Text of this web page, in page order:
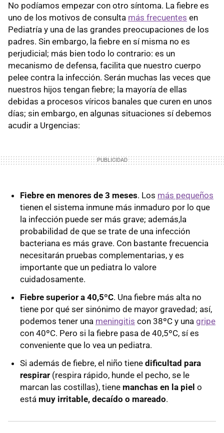
No podíamos empezar con otro síntoma. La fiebre es
uno de los motivos de consulta más frecuentes en
Pediatría y una de las grandes preocupaciones de los
padres. Sin embargo, la fiebre en sí misma no es
perjudicial; más bien todo lo contrario: es un
mecanismo de defensa, facilita que nuestro cuerpo
pelee contra la infección. Serán muchas las veces que
nuestros hijos tengan fiebre; la mayoría de ellas
debidas a procesos víricos banales que curen en unos
días; sin embargo, en algunas situaciones sí debemos
acudir a Urgencias:
Fiebre en menores de 3 meses. Los más pequeños
tienen el sistema inmune más inmaduro por lo que
la infección puede ser más grave; además,la
probabilidad de que se trate de una infección
bacteriana es más grave. Con bastante frecuencia
necesitarán pruebas complementarias, y es
importante que un pediatra lo valore
cuidadosamente.
Fiebre superior a 40,5ºC. Una fiebre más alta no
tiene por qué ser sinónimo de mayor gravedad; así,
podemos tener una meningitis con 38ºC y una gripe
con 40ºC. Pero si la fiebre pasa de 40,5ºC, sí es
conveniente que lo vea un pediatra.
Si además de fiebre, el niño tiene dificultad para
respirar (respira rápido, hunde el pecho, se le
marcan las costillas), tiene manchas en la piel o
está muy irritable, decaído o mareado.